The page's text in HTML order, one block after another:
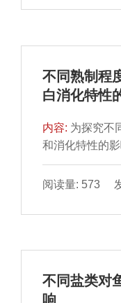
neural
菌活菌数的最
方对肉葡萄球
效果更好，最
g/L、磷酸氢二
水硫酸镁0.2 g/
活菌数可达
不同熟制程
白消化特性
内容: 为探究不
和消化特性的
理，使虾肉中
100 ℃，通过测
含量、表面疏
着虾肉中心温
大并失去弹性
阅读量: 573
不同盐类对
响